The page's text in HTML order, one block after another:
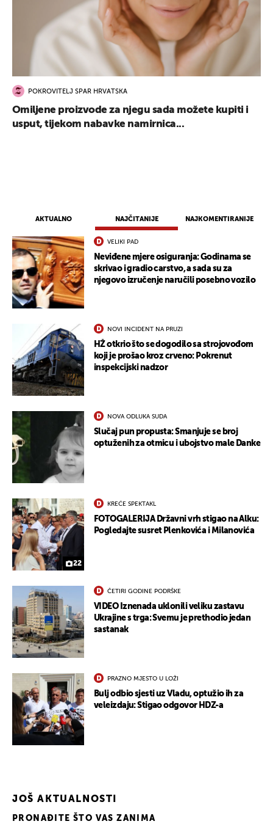
AKTUALNO NAJČITANIJE NAJKOMENTIRANIJE
VELIKI PAD
Neviđene mjere osiguranja: Godinama se
skrivao i gradio carstvo, a sada su za
njegovo izručenje naručili posebno vozilo
NOVI INCIDENT NA PRUZI
HŽ otkrio što se dogodilo sa strojovođom
koji je prošao kroz crveno: Pokrenut
inspekcijski nadzor
NOVA ODLUKA SUDA
Slučaj pun propusta: Smanjuje se broj
optuženih za otmicu i ubojstvo male Danke
22
KREĆE SPEKTAKL
FOTOGALERIJA Državni vrh stigao na Alku:
Pogledajte susret Plenkovića i Milanovića
ČETIRI GODINE PODRŠKE
VIDEO Iznenada uklonili veliku zastavu
Ukrajine s trga: Svemu je prethodio jedan
sastanak
PRAZNO MJESTO U LOŽI
Bulj odbio sjesti uz Vladu, optužio ih za
veleizdaju: Stigao odgovor HDZ-a
JOŠ AKTUALNOSTI
POKROVITELJ SPAR HRVATSKA
Omiljene proizvode za njegu sada možete kupiti i
usput, tijekom nabavke namirnica...
PRONAĐITE ŠTO VAS ZANIMA
UKLJUČITE NOTIFIKACIJE